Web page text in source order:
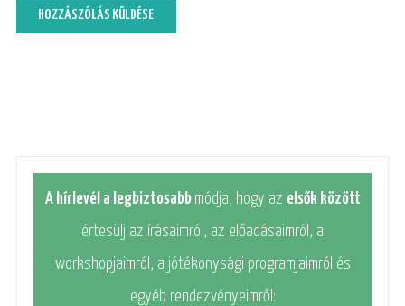
A hírlevél a legbiztosabb módja, hogy az elsők között
értesülj az írásaimról, az előadásaimról, a
workshopjaimról, a jótékonysági programjaimról és
egyéb rendezvényeimről: